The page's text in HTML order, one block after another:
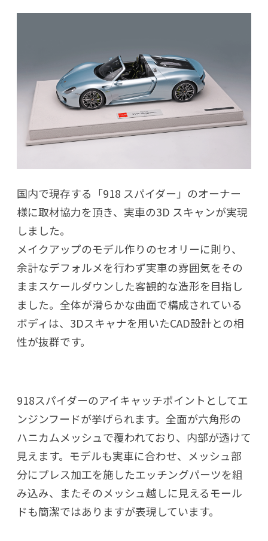
国内で現存する「918 スパイダー」のオーナー
様に取材協力を頂き、実車の3D スキャンが実現
しました。
メイクアップのモデル作りのセオリーに則り、
余計なデフォルメを行わず実車の雰囲気をその
ままスケールダウンした客観的な造形を目指し
ました。全体が滑らかな曲面で構成されている
ボディは、3Dスキャナを用いたCAD設計との相
性が抜群です。
918スパイダーのアイキャッチポイントとしてエ
ンジンフードが挙げられます。全面が六角形の
ハニカムメッシュで覆われており、内部が透けて
見えます。モデルも実車に合わせ、メッシュ部
分にプレス加工を施したエッチングパーツを組
み込み、またそのメッシュ越しに見えるモール
ドも簡潔ではありますが表現しています。